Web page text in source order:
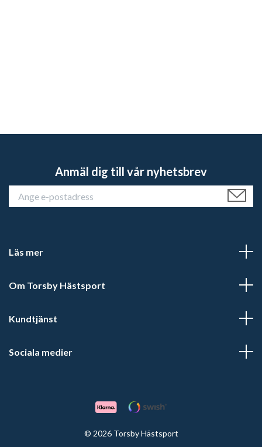
Anmäl dig till vår nyhetsbrev
Läs mer
Om Torsby Hästsport
Kundtjänst
Sociala medier
© 2026 Torsby Hästsport